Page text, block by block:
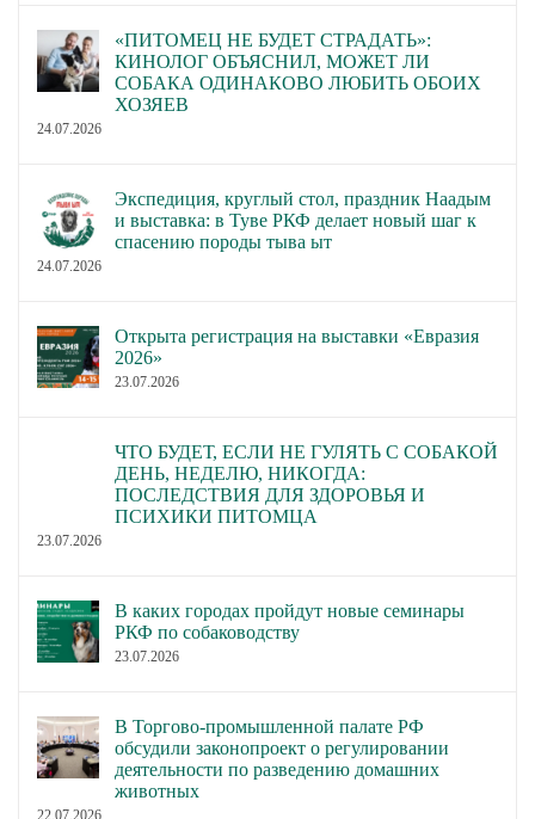
«ПИТОМЕЦ НЕ БУДЕТ СТРАДАТЬ»:
КИНОЛОГ ОБЪЯСНИЛ, МОЖЕТ ЛИ
СОБАКА ОДИНАКОВО ЛЮБИТЬ ОБОИХ
ХОЗЯЕВ
24.07.2026
Экспедиция, круглый стол, праздник Наадым
и выставка: в Туве РКФ делает новый шаг к
спасению породы тыва ыт
24.07.2026
Открыта регистрация на выставки «Евразия
2026»
23.07.2026
ЧТО БУДЕТ, ЕСЛИ НЕ ГУЛЯТЬ С СОБАКОЙ
ДЕНЬ, НЕДЕЛЮ, НИКОГДА:
ПОСЛЕДСТВИЯ ДЛЯ ЗДОРОВЬЯ И
ПСИХИКИ ПИТОМЦА
23.07.2026
В каких городах пройдут новые семинары
РКФ по собаководству
23.07.2026
В Торгово-промышленной палате РФ
обсудили законопроект о регулировании
деятельности по разведению домашних
животных